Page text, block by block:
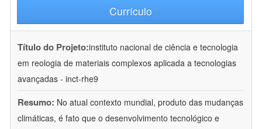
Currículo
Título do Projeto:instituto nacional de ciência e tecnologia
em reologia de materiais complexos aplicada a tecnologias
avançadas - inct-rhe9
Resumo: No atual contexto mundial, produto das mudanças
climáticas, é fato que o desenvolvimento tecnológico e